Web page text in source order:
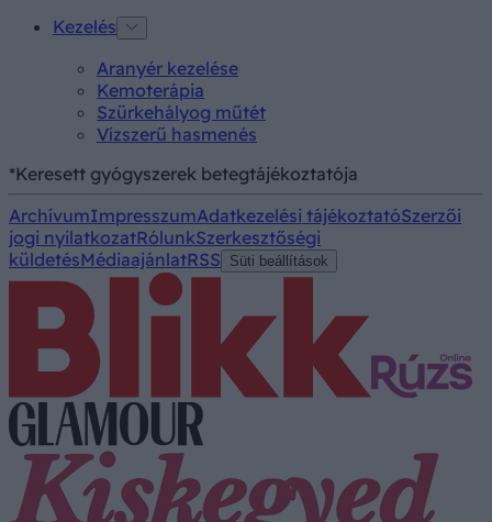
Kezelés
Aranyér kezelése
Kemoterápia
Szürkehályog műtét
Vízszerű hasmenés
*Keresett gyógyszerek betegtájékoztatója
ArchívumImpresszumAdatkezelési tájékoztatóSzerzői
jogi nyilatkozatRólunkSzerkesztőségi
küldetésMédiaajánlatRSS Süti beállítások